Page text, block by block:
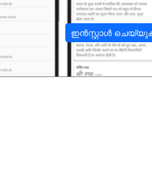
ഇൻസ്റ്റാൾ